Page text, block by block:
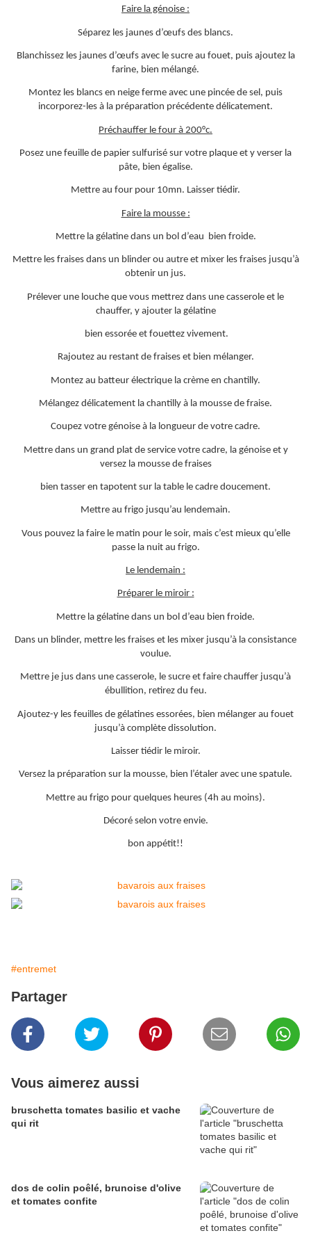
Faire la génoise :
Séparez les jaunes d’œufs des blancs.
Blanchissez les jaunes d’œufs avec le sucre au fouet, puis ajoutez la
farine, bien mélangé.
Montez les blancs en neige ferme avec une pincée de sel, puis
incorporez-les à la préparation précédente délicatement.
Préchauffer le four à 200°c.
Posez une feuille de papier sulfurisé sur votre plaque et y verser la
pâte, bien égalise.
Mettre au four pour 10mn. Laisser tiédir.
Faire la mousse :
Mettre la gélatine dans un bol d’eau bien froide.
Mettre les fraises dans un blinder ou autre et mixer les fraises jusqu’à
obtenir un jus.
Prélever une louche que vous mettrez dans une casserole et le
chauffer, y ajouter la gélatine
bien essorée et fouettez vivement.
Rajoutez au restant de fraises et bien mélanger.
Montez au batteur électrique la crème en chantilly.
Mélangez délicatement la chantilly à la mousse de fraise.
Coupez votre génoise à la longueur de votre cadre.
Mettre dans un grand plat de service votre cadre, la génoise et y
versez la mousse de fraises
bien tasser en tapotent sur la table le cadre doucement.
Mettre au frigo jusqu’au lendemain.
Vous pouvez la faire le matin pour le soir, mais c’est mieux qu’elle
passe la nuit au frigo.
Le lendemain :
Préparer le miroir :
Mettre la gélatine dans un bol d’eau bien froide.
Dans un blinder, mettre les fraises et les mixer jusqu’à la consistance
voulue.
Mettre je jus dans une casserole, le sucre et faire chauffer jusqu’à
ébullition, retirez du feu.
Ajoutez-y les feuilles de gélatines essorées, bien mélanger au fouet
jusqu’à complète dissolution.
Laisser tiédir le miroir.
Versez la préparation sur la mousse, bien l’étaler avec une spatule.
Mettre au frigo pour quelques heures (4h au moins).
Décoré selon votre envie.
bon appétit!!
#entremet
Partager
Vous aimerez aussi
bruschetta tomates basilic et vache
qui rit
dos de colin poêlé, brunoise d'olive
et tomates confite